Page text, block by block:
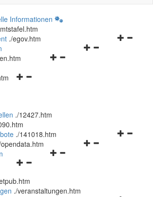
Informationen
Navigationsmenü
./egov.htm
Navigationsmenü
Navigationsmenü
./12427.htm
Navigationsmenü
./141018.htm
Navigationsmenü
Navigationsmenü
und
schließen
./veranstaltungen.htm